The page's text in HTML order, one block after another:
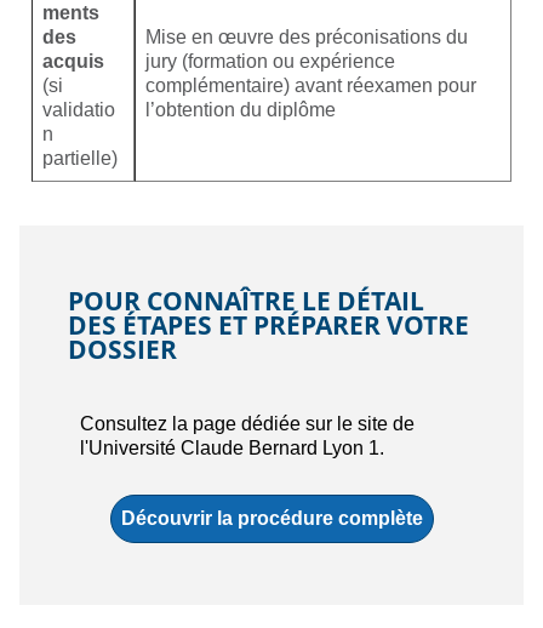
ments
des
acquis
(si
validatio
n
partielle)
Mise en œuvre des préconisations du
jury (formation ou expérience
complémentaire) avant réexamen pour
l’obtention du diplôme
POUR CONNAÎTRE LE DÉTAIL
DES ÉTAPES ET PRÉPARER VOTRE
DOSSIER
Consultez la page dédiée sur le site de
l'Université Claude Bernard Lyon 1.
Découvrir la procédure complète